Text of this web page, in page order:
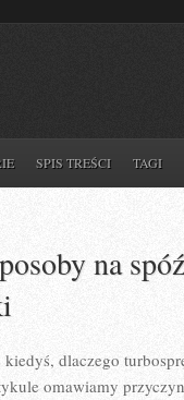
SPIS TREŚCI TAGI
na
dlaczego
omawiamy